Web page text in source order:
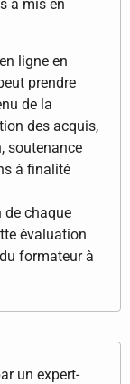
a mis en
ligne en
prendre
de la
des acquis,
soutenance
à finalité
de chaque
évaluation
formateur à
un expert-